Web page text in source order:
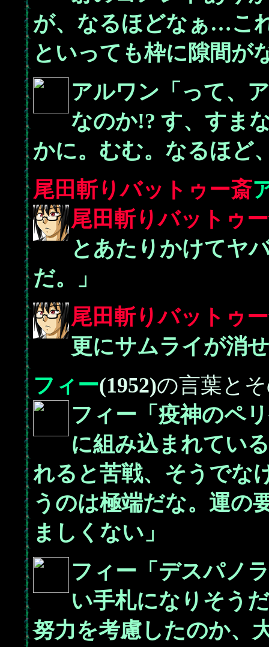
が、なるほどなぁ…こ
といっても枠に隙間
アルワン「って、
なのか!? す、すま
かに。むむ。なるほど
尾田斬りバットゥー斎
尾田斬りバットゥ
とあたりかけてヤ
だ。」
尾田斬りバットゥ
更にサムライが消
フィー(1952)の言葉と
フィー「疫神のペ
に組み込まれてい
れると苦戦、そうでな
うのは極端だな。運の
ましくない」
フィー「デスパノ
い手札になりそう
努力を考慮したのか、